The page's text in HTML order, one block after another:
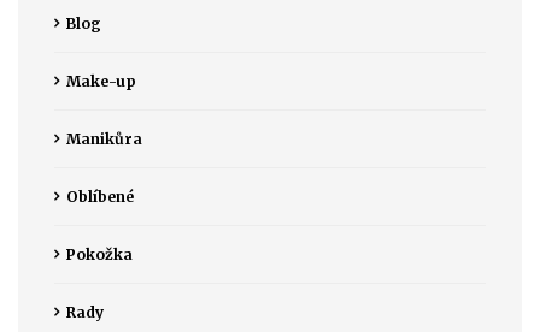
Blog
Make-up
Manikůra
Oblíbené
Pokožka
Rady